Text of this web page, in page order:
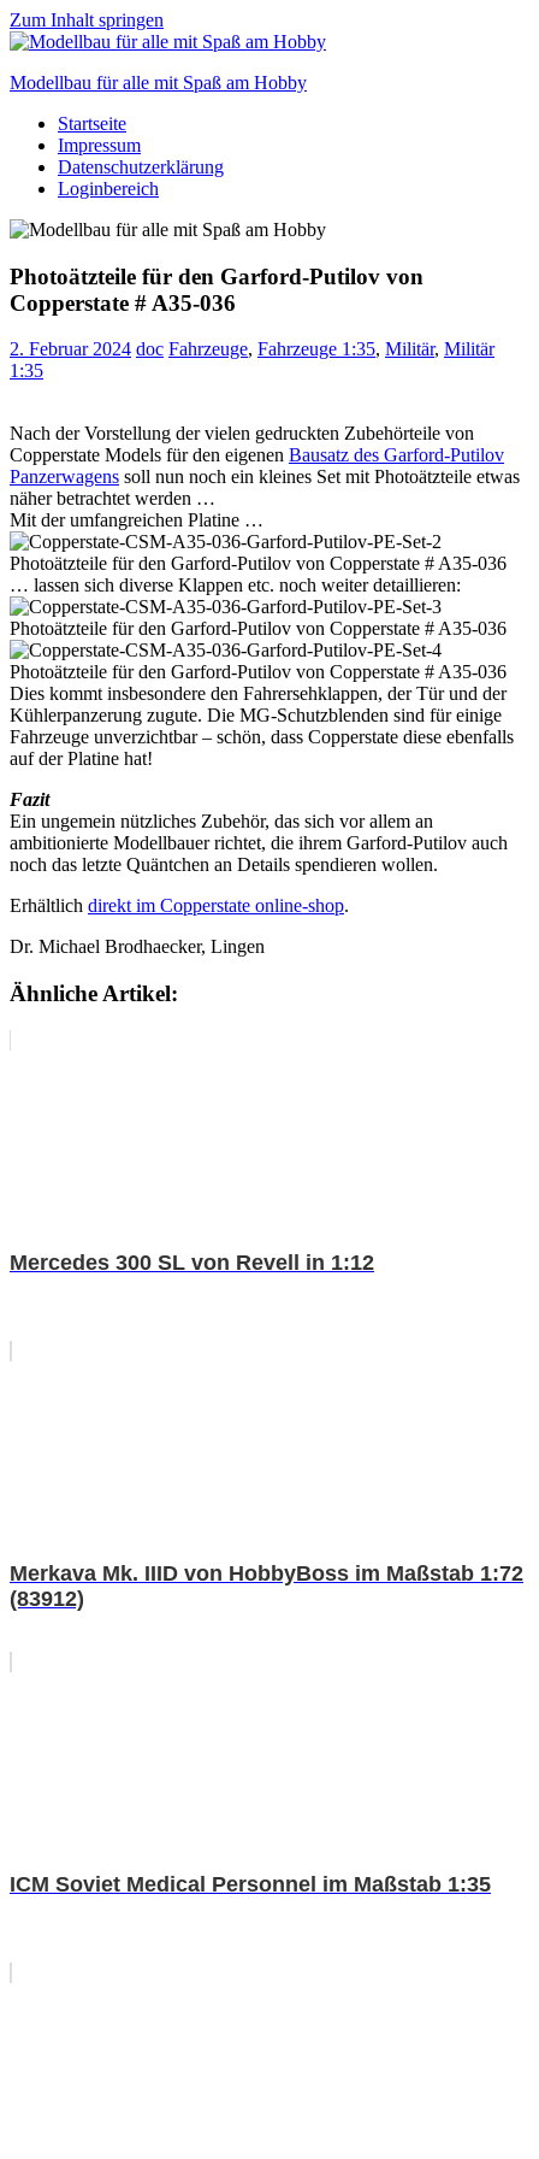
Zum Inhalt springen
Modellbau für alle mit Spaß am Hobby
Scale
modelling
to
Startseite
Impressum
Datenschutzerklärung
Loginbereich
Photoätzteile für den Garford-Putilov von
Copperstate # A35-036
2. Februar 2024 doc Fahrzeuge, Fahrzeuge 1:35, Militär, Militär
1:35
Nach der Vorstellung der vielen gedruckten Zubehörteile von
Copperstate Models für den eigenen Bausatz des Garford-Putilov
Panzerwagens soll nun noch ein kleines Set mit Photoätzteile etwas
näher betrachtet werden …
Mit der umfangreichen Platine …
… lassen sich diverse Klappen etc. noch weiter detaillieren:
Dies kommt insbesondere den Fahrersehklappen, der Tür und der
Kühlerpanzerung zugute. Die MG-Schutzblenden sind für einige
Fahrzeuge unverzichtbar – schön, dass Copperstate diese ebenfalls
auf der Platine hat!
Fazit
Ein ungemein nützliches Zubehör, das sich vor allem an
ambitionierte Modellbauer richtet, die ihrem Garford-Putilov auch
noch das letzte Quäntchen an Details spendieren wollen.
Erhältlich direkt im Copperstate online-shop.
Dr. Michael Brodhaecker, Lingen
Ähnliche Artikel:
Mercedes 300 SL von Revell in 1:12
Merkava Mk. IIID von HobbyBoss im Maßstab 1:72
(83912)
ICM Soviet Medical Personnel im Maßstab 1:35